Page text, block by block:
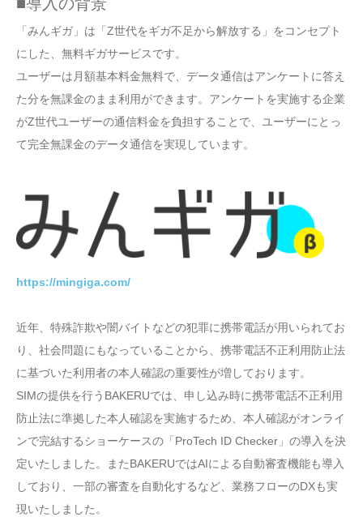
「みんギガ」は「Z世代をギガ不足から解放する」をコンセプト
にした、無料ギガサービスです。
ユーザーは月額基本料金無料で、データ通信はアンケートに答え
た分を無課金のまま利用ができます。アンケートを実施する企業
がZ世代ユーザーの通信料金を負担することで、ユーザーにとっ
て完全無課金のデータ通信を実現しています。
https://mingiga.com/
近年、特殊詐欺や闇バイトなどの犯罪に携帯電話が用いられてお
り、社会問題にもなっていることから、携帯電話不正利用防止法
に基づいた利用者の本人確認の重要性が増しております。
SIMの提供を行うBAKERUでは、申し込み時に携帯電話不正利用
防止法に準拠した本人確認を実施するため、本人確認がオンライ
ンで完結するショーケースの「ProTech ID Checker」の導入を決
定いたしました。またBAKERUではAIによる自動審査機能も導入
しており、一部の審査を自動化するなど、業務フローのDXも実
現いたしました。